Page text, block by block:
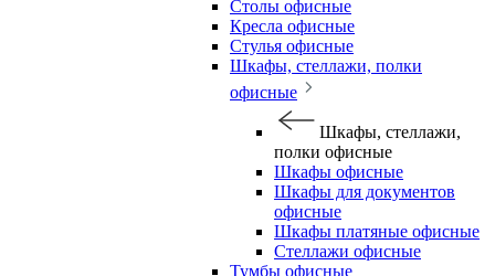
Столы офисные
Кресла офисные
Стулья офисные
Шкафы, стеллажи, полки
офисные
Шкафы, стеллажи,
полки офисные
Шкафы офисные
Шкафы для документов
офисные
Шкафы платяные офисные
Стеллажи офисные
Тумбы офисные